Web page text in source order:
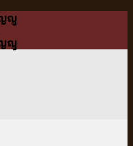
ญู
ญู